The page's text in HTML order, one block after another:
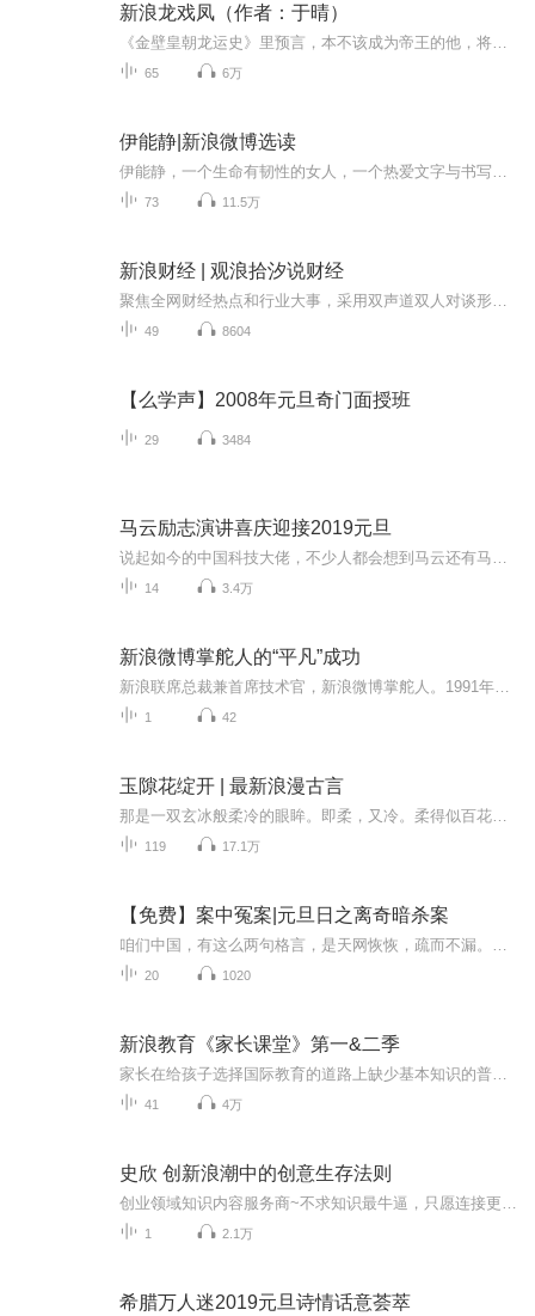
新浪龙戏凤（作者：于晴）
65 6万
伊能静|新浪微博选读
73 11.5万
新浪财经 | 观浪拾汐说财经
49 8604
【么学声】2008年元旦奇门面授班
29 3484
马云励志演讲喜庆迎接2019元旦
14 3.4万
新浪微博掌舵人的“平凡”成功
1 42
玉隙花绽开 | 最新浪漫古言
119 17.1万
【免费】案中冤案|元旦日之离奇暗杀案
20 1020
新浪教育《家长课堂》第一&二季
41 4万
史欣 创新浪潮中的创意生存法则
1 2.1万
希腊万人迷2019元旦诗情话意荟萃